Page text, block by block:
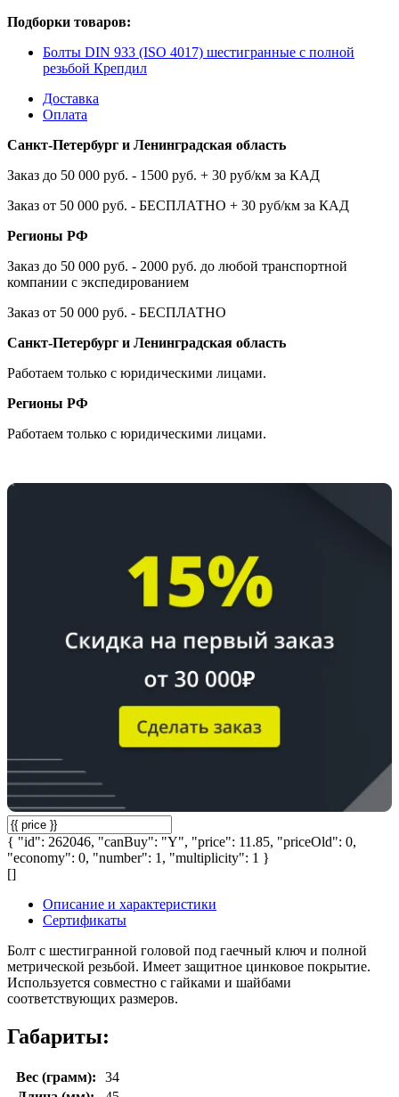
Подборки товаров:
Болты DIN 933 (ISO 4017) шестигранные с полной
резьбой Крепдил
Доставка
Оплата
Санкт-Петербург и Ленинградская область
Заказ до 50 000 руб. - 1500 руб. + 30 руб/км за КАД
Заказ от 50 000 руб. - БЕСПЛАТНО + 30 руб/км за КАД
Регионы РФ
Заказ до 50 000 руб. - 2000 руб. до любой транспортной
компании с экспедированием
Заказ от 50 000 руб. - БЕСПЛАТНО
Санкт-Петербург и Ленинградская область
Работаем только с юридическими лицами.
Регионы РФ
Работаем только с юридическими лицами.
{ "id": 262046, "canBuy": "Y", "price": 11.85, "priceOld": 0,
"economy": 0, "number": 1, "multiplicity": 1 }
[]
Описание и характеристики
Сертификаты
Болт с шестигранной головой под гаечный ключ и полной
метрической резьбой. Имеет защитное цинковое покрытие.
Используется совместно с гайками и шайбами
соответствующих размеров.
Габариты:
Вес (грамм):
34